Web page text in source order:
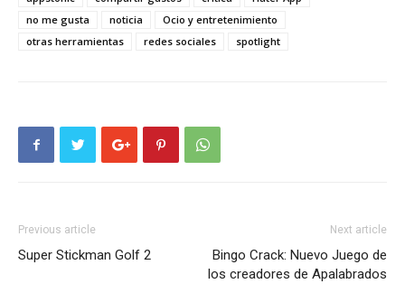
no me gusta
noticia
Ocio y entretenimiento
otras herramientas
redes sociales spotlight
Previous article
Super Stickman Golf 2
Next article
Bingo Crack: Nuevo Juego de
los creadores de Apalabrados